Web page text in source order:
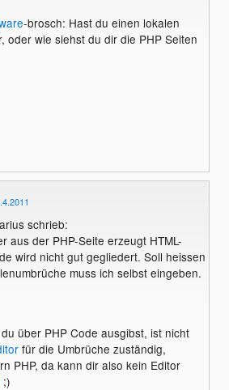
-brosch: Hast du einen lokalen
oder wie siehst du dir die PHP Seiten
schrieb:
aus der PHP-Seite erzeugt HTML-
wird nicht gut gegliedert. Soll heissen
muss ich selbst eingeben.
über PHP Code ausgibst, ist nicht
für die Umbrüche zuständig,
PHP, da kann dir also kein Editor
;)